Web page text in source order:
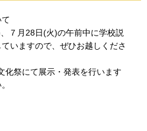
７月28日(火)の午前中に学校説
いますので、ぜひお越しくださ
化祭にて展示・発表を行います